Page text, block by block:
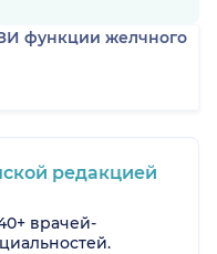
функции желчного
редакцией
врачей-